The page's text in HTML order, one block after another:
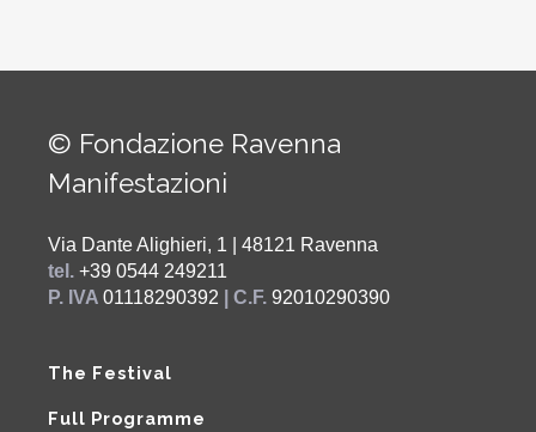
© Fondazione Ravenna
Manifestazioni
Via Dante Alighieri, 1 | 48121 Ravenna
tel. +39 0544 249211
P. IVA 01118290392 | C.F. 92010290390
The Festival
Full Programme